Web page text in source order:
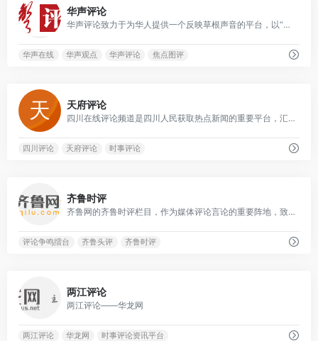
华声评论
华声评论致力于为华人提供一个反映草根声音的平台，以“理性、多元”为编辑方针，旨在针砭时弊并促进社会进步。
华声在线 华声观点 华声评论 焦点图评
天府评论
四川在线评论频道是四川人民获取热点新闻的重要平台，汇集了四川地区最具权威性的新闻资讯。
四川评论 天府评论 时事评论
齐鲁时评
齐鲁网的齐鲁时评栏目，作为媒体评论言论的重要阵地，致力于提供原创性的观点碰撞和评论争鸣。
评论争鸣擂台 齐鲁头评 齐鲁时评
两江评论
两江评论——华龙网
两江评论 华龙网 时事评论资讯平台